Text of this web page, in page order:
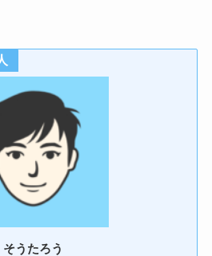
そうたろう